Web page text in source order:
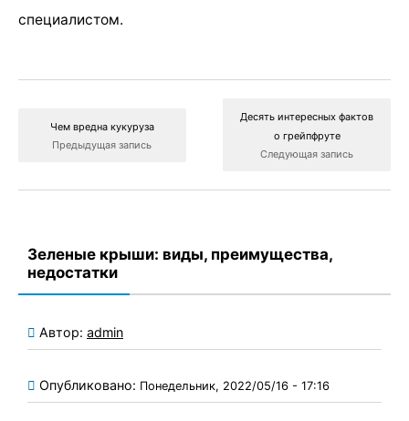
специалистом.
Чем вредна кукуруза
Предыдущая запись
Десять интересных фактов
о грейпфруте
Следующая запись
Зеленые крыши: виды, преимущества,
недостатки
Автор: admin
Опубликовано: Понедельник, 2022/05/16 - 17:16